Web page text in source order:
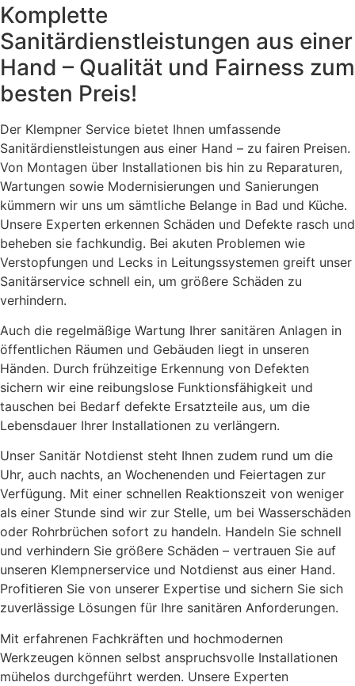
Komplette
Sanitärdienstleistungen aus einer
Hand – Qualität und Fairness zum
besten Preis!
Der Klempner Service bietet Ihnen umfassende
Sanitärdienstleistungen aus einer Hand – zu fairen Preisen.
Von Montagen über Installationen bis hin zu Reparaturen,
Wartungen sowie Modernisierungen und Sanierungen
kümmern wir uns um sämtliche Belange in Bad und Küche.
Unsere Experten erkennen Schäden und Defekte rasch und
beheben sie fachkundig. Bei akuten Problemen wie
Verstopfungen und Lecks in Leitungssystemen greift unser
Sanitärservice schnell ein, um größere Schäden zu
verhindern.
Auch die regelmäßige Wartung Ihrer sanitären Anlagen in
öffentlichen Räumen und Gebäuden liegt in unseren
Händen. Durch frühzeitige Erkennung von Defekten
sichern wir eine reibungslose Funktionsfähigkeit und
tauschen bei Bedarf defekte Ersatzteile aus, um die
Lebensdauer Ihrer Installationen zu verlängern.
Unser Sanitär Notdienst steht Ihnen zudem rund um die
Uhr, auch nachts, an Wochenenden und Feiertagen zur
Verfügung. Mit einer schnellen Reaktionszeit von weniger
als einer Stunde sind wir zur Stelle, um bei Wasserschäden
oder Rohrbrüchen sofort zu handeln. Handeln Sie schnell
und verhindern Sie größere Schäden – vertrauen Sie auf
unseren Klempnerservice und Notdienst aus einer Hand.
Profitieren Sie von unserer Expertise und sichern Sie sich
zuverlässige Lösungen für Ihre sanitären Anforderungen.
Mit erfahrenen Fachkräften und hochmodernen
Werkzeugen können selbst anspruchsvolle Installationen
mühelos durchgeführt werden. Unsere Experten